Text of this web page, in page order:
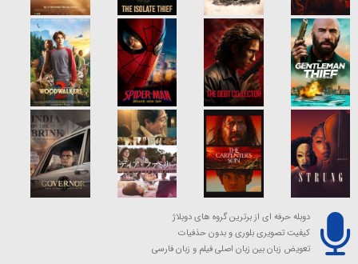
دوبله حرفه ای از برترین گروه های دوبلاژ
کیفیت تصویری بلوری و بدون حذفیات
تعویض زبان بین زبان اصلی فیلم و زبان فارسی